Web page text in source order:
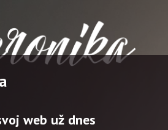
web už dnes